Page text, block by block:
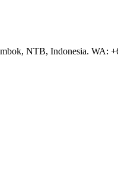
NTB, Indonesia. WA: